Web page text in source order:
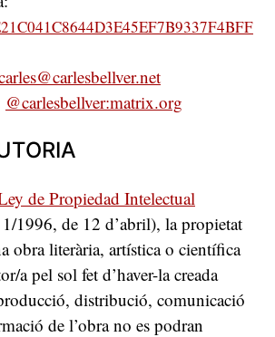
@carlesbellver:matrix.org
de Propiedad Intelectual
1996, de 12 d’abril), la propietat
obra literària, artística o científica
a pel sol fet d’haver-la creada
distribució, comunicació
de l’obra no es podran